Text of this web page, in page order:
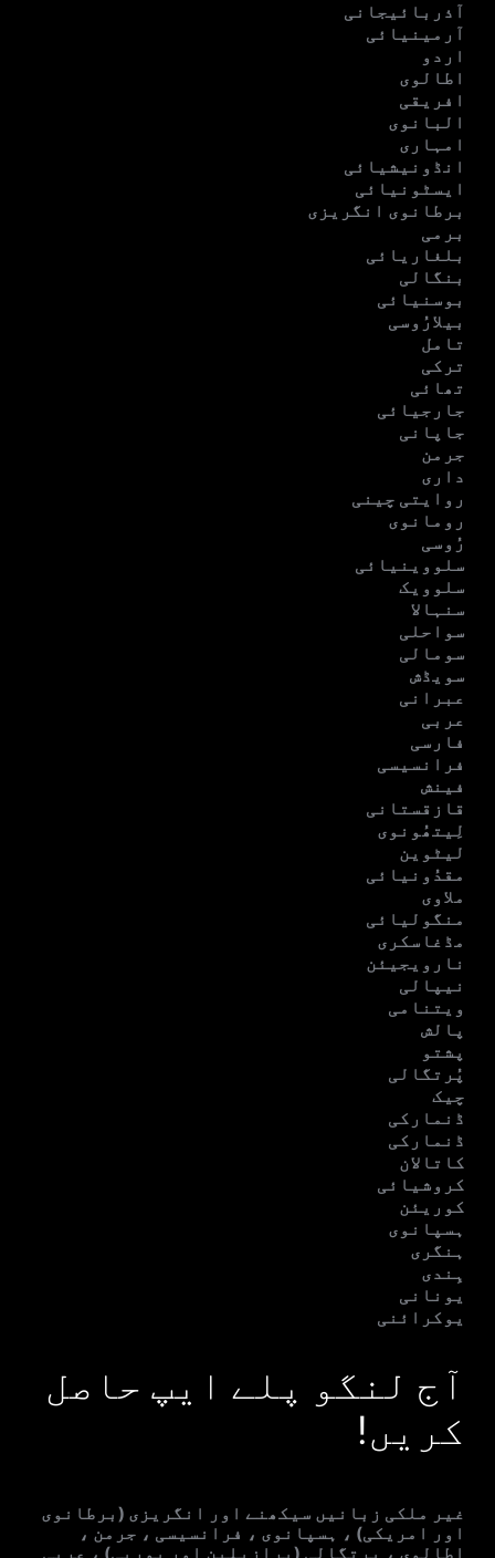
آذربائیجانی
آرمینیائی
اردو
اطالوی
افریقی
البانوی
امہاری
انڈونیشیائی
ایسٹونیائی
برطانوی انگریزی
برمی
بلغاریائی
بنگالی
بوسنیائی
بیلارُوسی
تامل
ترکی
تھائی
جارجیائی
جاپانی
جرمن
داری
روایتی چینی
رومانوی
رُوسی
سلووینیائی
سلوویک
سنہالا
سواحلی
سومالی
سویڈش
عبرانی
عربی
فارسی
فرانسیسی
فینش
قازقستانی
لِیتھُونوی
لیٹوین
مقدُونیائی
ملاوی
منگولیائی
مڈغاسکری
نارویجیئن
نیپالی
ویتنامی
پالش
پشتو
پُرتگالی
چیک
ڈنمارکی
ڈنمارکی
کاتالان
کروشیائی
کوریئن
ہسپانوی
ہنگری
ہِندی
یونانی
یوکرائنی
آج لنگو پلے ایپ حاصل
کریں!
غیر ملکی زبانیں سیکھنے اور انگریزی (برطانوی
اور امریکی) ، ہسپانوی ، فرانسیسی ، جرمن ،
اطالوی ، پرتگالی (برازیلین اور یورپی) ، عربی